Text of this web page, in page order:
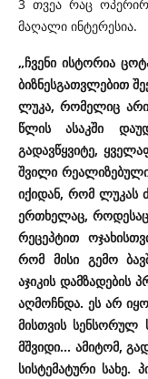
3 თვეა რაც
მაღალი ინტერესია.
„ჩვენი ისტორია
ბიზნესგათვლებით
ლუკა, რომელიც
წლის ასაკში
გადავწყვიტე,
შვილი
იქიდან, რომ ლუკას
ერთხელაც, როდესაც
რეცეპტით
რომ მისი გემო
აჯიკის დამზადების
აღმოჩნდა. ეს არ
მისთვის
მშვიდი... ამიტომ,
სისტემატური